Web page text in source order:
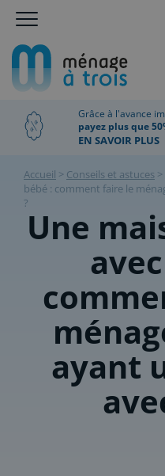
Grâce à l'avance
payez plus que
EN SAVOIR PLUS
Accueil > Conseils et astuces >
bébé : comment faire le
?
Une
ayant